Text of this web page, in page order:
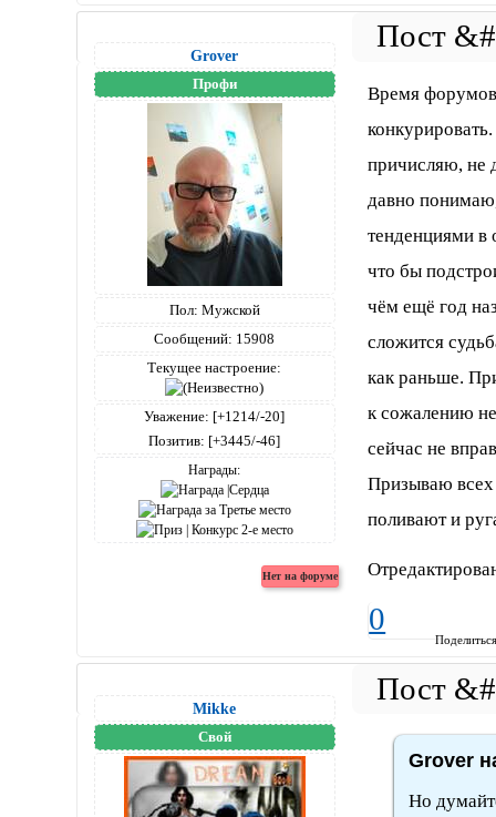
Grover
Профи
Пол: Мужской
Сообщений: 15908
Текущее настроение:
Уважение: [+1214/-20]
Позитив: [+3445/-46]
Награды:
Время форумов
причисляю, не
давно
тенденциями в
что бы
чём ещё год
сложится
как раньше.
к сожалению
сейчас не
Призываю всех
поливают и
0
Mikke
Свой
Grover
Но